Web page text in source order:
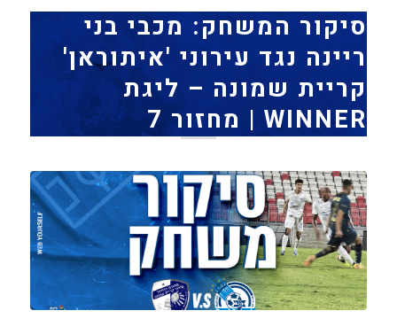
סיקור המשחק: מכבי בני
ריינה נגד עירוני 'איתוראן'
קריית שמונה – ליגת
WINNER | מחזור 7